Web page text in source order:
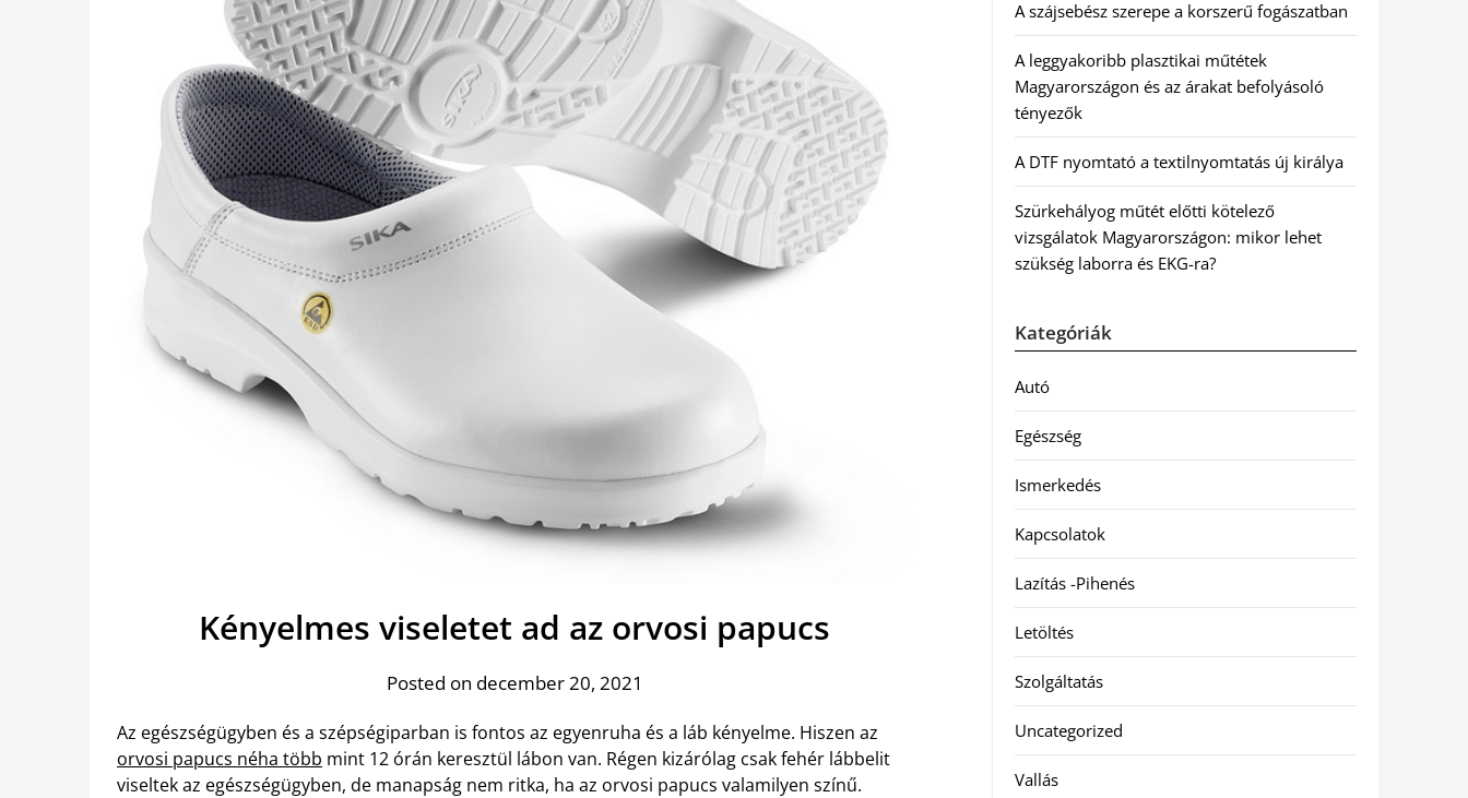
Kényelmes viseletet ad az orvosi papucs
Posted on december 20, 2021
Az egészségügyben és a szépségiparban is fontos az egyenruha és a láb kényelme. Hiszen az
orvosi papucs néha több mint 12 órán keresztül lábon van. Régen kizárólag csak fehér lábbelit
viseltek az egészségügyben, de manapság nem ritka, ha az orvosi papucs valamilyen színű.
A szájsebész szerepe a korszerű fogászatban
A leggyakoribb plasztikai műtétek
Magyarországon és az árakat befolyásoló
tényezők
A DTF nyomtató a textilnyomtatás új királya
Szürkehályog műtét előtti kötelező
vizsgálatok Magyarországon: mikor lehet
szükség laborra és EKG-ra?
Kategóriák
Autó
Egészség
Ismerkedés
Kapcsolatok
Lazítás -Pihenés
Letöltés
Szolgáltatás
Uncategorized
Vallás